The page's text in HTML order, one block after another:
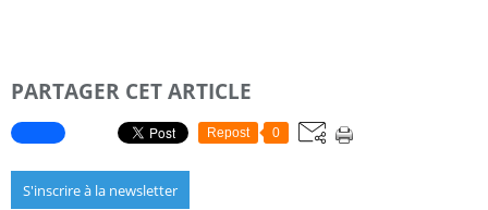
PARTAGER CET ARTICLE
Repost 0
S'inscrire à la newsletter